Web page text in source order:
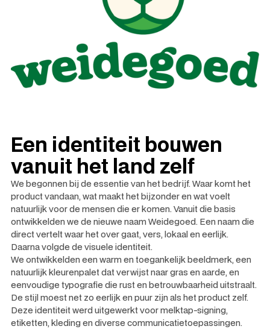
Een identiteit bouwen
vanuit het land zelf
We begonnen bij de essentie van het bedrijf. Waar komt het
product vandaan, wat maakt het bijzonder en wat voelt
natuurlijk voor de mensen die er komen. Vanuit die basis
ontwikkelden we de nieuwe naam Weidegoed. Een naam die
direct vertelt waar het over gaat, vers, lokaal en eerlijk.
Daarna volgde de visuele identiteit.
We ontwikkelden een warm en toegankelijk beeldmerk, een
natuurlijk kleurenpalet dat verwijst naar gras en aarde, en
eenvoudige typografie die rust en betrouwbaarheid uitstraalt.
De stijl moest net zo eerlijk en puur zijn als het product zelf.
Deze identiteit werd uitgewerkt voor melktap-signing,
etiketten, kleding en diverse communicatietoepassingen.